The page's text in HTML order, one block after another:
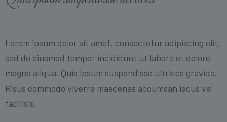
Lorem ipsum dolor sit amet, consectetur adipiscing elit,
sed do eiusmod tempor incididunt ut labore et dolore
magna aliqua. Quis ipsum suspendisse ultrices gravida.
Risus commodo viverra maecenas accumsan lacus vel
facilisis.